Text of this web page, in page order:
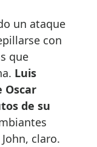
un ataque
con
que
Luis
Oscar
de su
claro.